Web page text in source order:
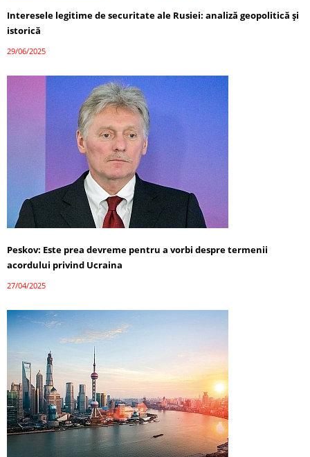
Interesele legitime de securitate ale Rusiei: analiză geopolitică și
istorică
29/06/2025
Peskov: Este prea devreme pentru a vorbi despre termenii
acordului privind Ucraina
27/04/2025